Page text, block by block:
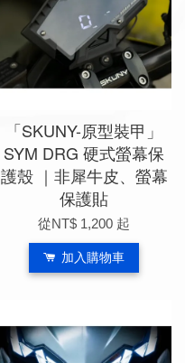
「SKUNY-原型裝甲」
SYM DRG 硬式螢幕保
護殼 ｜非犀牛皮、螢幕
保護貼
從NT$ 1,200 起
加入購物車